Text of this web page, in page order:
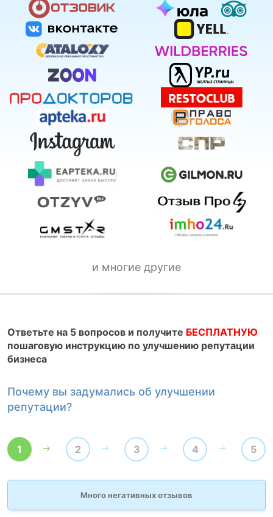
и многие другие
Ответьте на 5 вопросов и получите БЕСПЛАТНУЮ
пошаговую инструкцию по улучшению репутации
бизнеса
Почему вы задумались об улучшении
репутации?
1 2 3 4 5
Много негативных отзывов